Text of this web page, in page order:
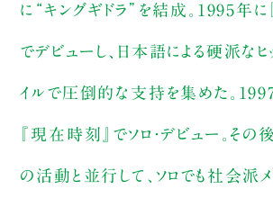
に“キングギドラ”を結成。1995年に
でデビューし、日本語による硬派なヒ
イルで圧倒的な支持を集めた。
『現在時刻』でソロ・デビュー。その
の活動と並行して、ソロでも社会派